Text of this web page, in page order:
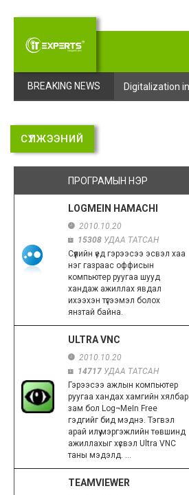
BREAKING NEWS
Digitalization in mining Mongolia 2025 арга хэмжээний бүртгэл эхэллээ
СҮЛЖЭЭНИЙ
ПРОГРАМЫН НЭР
LOGMEIN HAMACHI
2010.10.20
15308 УДАА ТАТСАН
Сүүлийн үед гэрээсээ эсвэл хаа
нэг газраас оффисын
компьютер руугаа шууд
хандаж ажиллах явдал
ихээхэн түгээмэл болох
янзтай байна.
ULTRA VNC
2010.10.20
14717 УДАА ТАТСАН
Гэрээсээ ажлын компьютер
руугаа хандах хамгийн хялбар
зам бол Log¬MeIn Free
гэдгийг бид мэднэ. Тэгвэл
арай илүү мэргэжлийн төвшинд
ажиллахыг хүсвэл Ultra VNC
таны мэдэлд. ...
TEAMVIEWER